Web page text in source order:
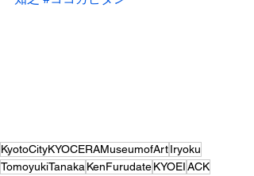
KyotoCityKYOCERAMuseumofArtIryoku
TomoyukiTanaka KenFurudateKYOEIACK